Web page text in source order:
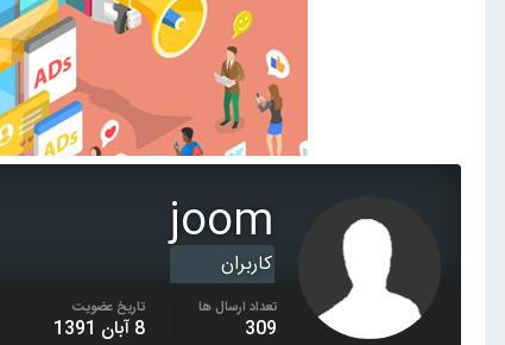
joom
کاربران
تعداد ارسال ها
309
تاریخ عضویت
8 آبان 1391